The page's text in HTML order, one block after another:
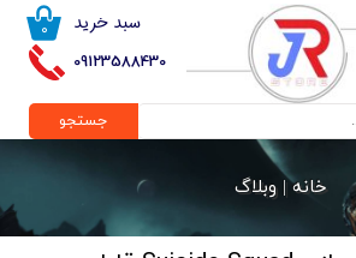
09123588430
۰ سبد خرید
جستجو
خانه |وبلاگ